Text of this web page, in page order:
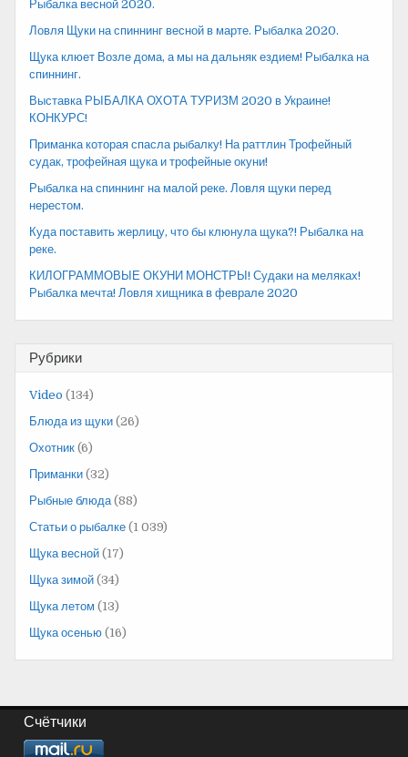
Рыбалка весной 2020.
Ловля Щуки на спиннинг весной в марте. Рыбалка 2020.
Щука клюет Возле дома, а мы на дальняк ездием! Рыбалка на
спиннинг.
Выставка РЫБАЛКА ОХОТА ТУРИЗМ 2020 в Украине!
КОНКУРС!
Приманка которая спасла рыбалку! На раттлин Трофейный
судак, трофейная щука и трофейные окуни!
Рыбалка на спиннинг на малой реке. Ловля щуки перед
нерестом.
Куда поставить жерлицу, что бы клюнула щука?! Рыбалка на
реке.
КИЛОГРАММОВЫЕ ОКУНИ МОНСТРЫ! Судаки на меляках!
Рыбалка мечта! Ловля хищника в феврале 2020
Рубрики
Video (134)
Блюда из щуки (26)
Охотник (6)
Приманки (32)
Рыбные блюда (88)
Статьи о рыбалке (1 039)
Щука весной (17)
Щука зимой (34)
Щука летом (13)
Щука осенью (16)
Счётчики